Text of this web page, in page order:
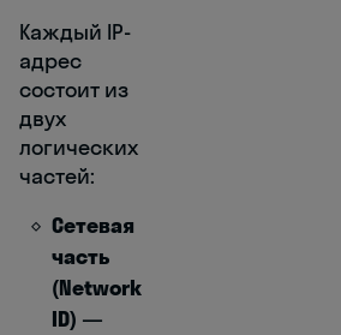
Каждый IP-
адрес
состоит из
двух
логических
частей:
Сетевая
часть
(Network
ID) —